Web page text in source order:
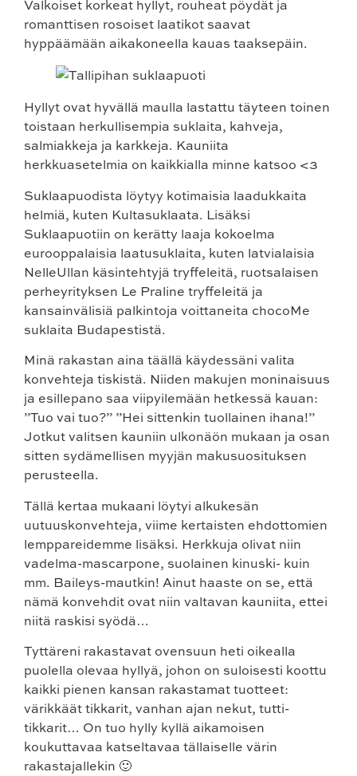
Valkoiset korkeat hyllyt, rouheat pöydät ja
romanttisen rosoiset laatikot saavat
hyppäämään aikakoneella kauas taaksepäin.
Hyllyt ovat hyvällä maulla lastattu täyteen toinen
toistaan herkullisempia suklaita, kahveja,
salmiakkeja ja karkkeja. Kauniita
herkkuasetelmia on kaikkialla minne katsoo <3
Suklaapuodista löytyy kotimaisia laadukkaita
helmiä, kuten Kultasuklaata. Lisäksi
Suklaapuotiin on kerätty laaja kokoelma
eurooppalaisia laatusuklaita, kuten latvialaisia
NelleUllan käsintehtyjä tryffeleitä, ruotsalaisen
perheyrityksen Le Praline tryffeleitä ja
kansainvälisiä palkintoja voittaneita chocoMe
suklaita Budapestistä.
Minä rakastan aina täällä käydessäni valita
konvehteja tiskistä. Niiden makujen moninaisuus
ja esillepano saa viipyilemään hetkessä kauan:
”Tuo vai tuo?” ”Hei sittenkin tuollainen ihana!”
Jotkut valitsen kauniin ulkonäön mukaan ja osan
sitten sydämellisen myyjän makusuosituksen
perusteella.
Tällä kertaa mukaani löytyi alkukesän
uutuuskonvehteja, viime kertaisten ehdottomien
lemppareidemme lisäksi. Herkkuja olivat niin
vadelma-mascarpone, suolainen kinuski- kuin
mm. Baileys-mautkin! Ainut haaste on se, että
nämä konvehdit ovat niin valtavan kauniita, ettei
niitä raskisi syödä…
Tyttäreni rakastavat ovensuun heti oikealla
puolella olevaa hyllyä, johon on suloisesti koottu
kaikki pienen kansan rakastamat tuotteet:
värikkäät tikkarit, vanhan ajan nekut, tutti-
tikkarit… On tuo hylly kyllä aikamoisen
koukuttavaa katseltavaa tällaiselle värin
rakastajallekin 🙂